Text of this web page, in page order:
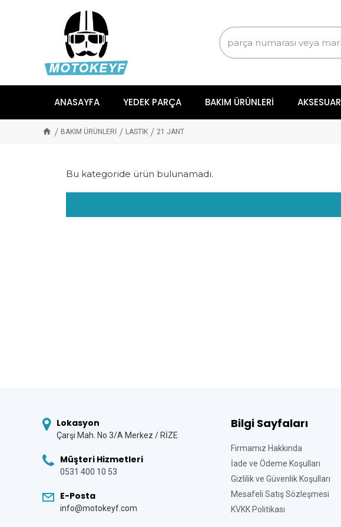
ANASAYFA YEDEK PARÇA BAKIM ÜRÜNLERI AKSESUAR
BAKIM ÜRÜNLERİ LASTİK 21 JANT
Bu kategoride ürün bulunamadı.
Lokasyon
Çarşi Mah. No 3/A Merkez / RİZE
Müşteri Hizmetleri
0531 400 10 53
E-Posta
info@motokeyf.com
Bilgi Sayfaları
Firmamız Hakkında
İade ve Ödeme Koşulları
Gizlilik ve Güvenlik Koşulları
Mesafeli Satış Sözleşmesi
KVKK Politikası